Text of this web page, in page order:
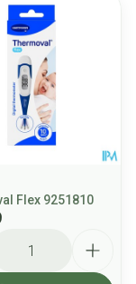
Flex 9251810